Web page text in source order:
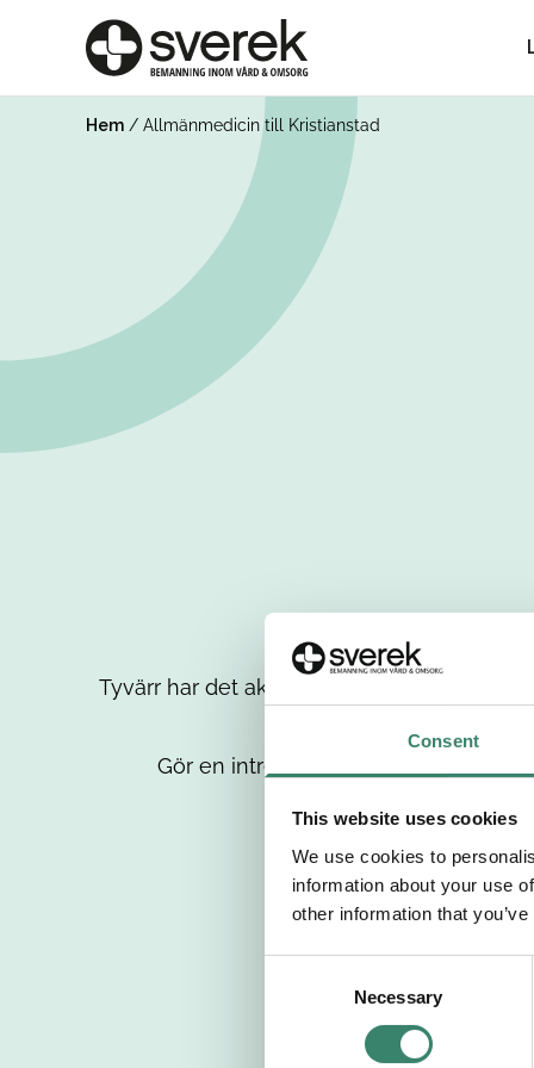
Consent
This website uses cookies
We use cookies to
information about your use
other information that
Necessary
Hem / Allmänmedicin till Kristianstad
Tyvärr har det aktuella jobbet tagits bort
Gör en intresseanmälan så